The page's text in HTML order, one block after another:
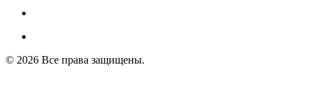
© 2026 Все права защищены.